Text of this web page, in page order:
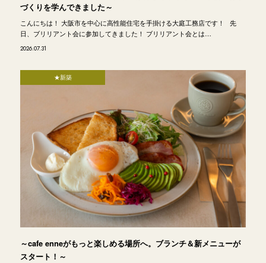
づくりを学んできました～
こんにちは！ 大阪市を中心に高性能住宅を手掛ける大庭工務店です！ 先
日、ブリリアント会に参加してきました！ ブリリアント会とは…
2026.07.31
★新築
～cafe enneがもっと楽しめる場所へ。ブランチ＆新メニューが
スタート！～